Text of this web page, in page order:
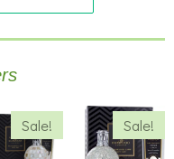
Sale! Sale!